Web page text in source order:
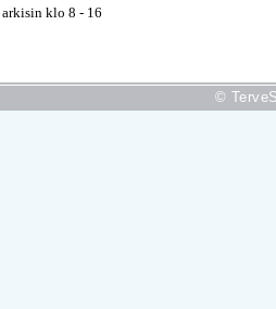
klo 8 - 16
©